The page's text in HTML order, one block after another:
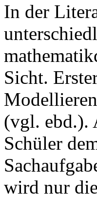
In der
Sicht.
(vgl. ebd.).
Schüler
wird nur